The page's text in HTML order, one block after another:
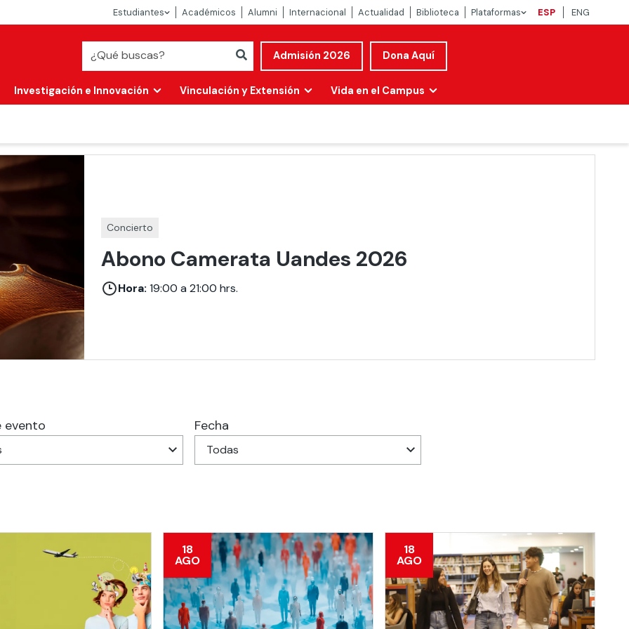
Estudiantes Académicos Alumni Internacional Actualidad Biblioteca Plataformas ESP ENG
Admisión 2026 Dona Aquí
Investigación e Innovación Vinculación y Extensión Vida en el Campus
Concierto
Abono Camerata Uandes 2026
Hora: 19:00 a 21:00 hrs.
evento Fecha
18
AGO
18
AGO